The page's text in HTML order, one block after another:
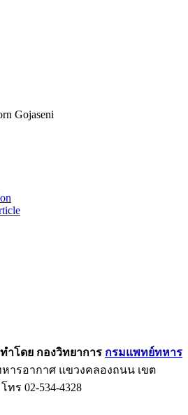
Gojaseni
ำโดย กองวิทยาการ กรมแพทย์ทหาร
ารอากาศ แขวงคลองถนน เขต
ทร 02-534-4328